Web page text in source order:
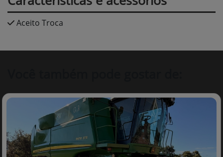
Aceito Troca